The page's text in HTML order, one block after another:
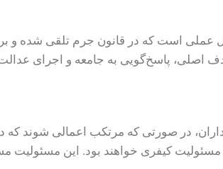
عملی است که در قانون جرم تلقی شده و
اصلی، پاسخ‌گویی به جامعه و اجرای
در صورتی که مرتکب اعمالی شوند که
کیفری خواهند بود. این مسئولیت